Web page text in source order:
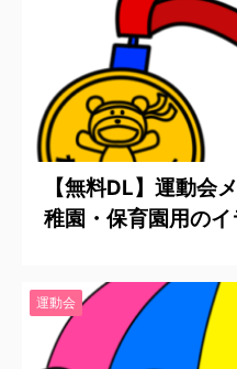
【無料DL】運動会
稚園・保育園用の
運動会